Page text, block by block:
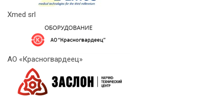
Xmed srl
АО «Красногвардеец»